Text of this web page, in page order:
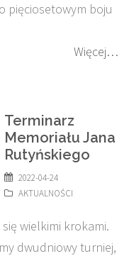
pięciosetowym boju
Więcej…
Terminarz
Memoriału Jana
Rutyńskiego
2022-04-24
AKTUALNOŚCI
wielkimi krokami.
dwudniowy turniej,